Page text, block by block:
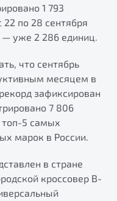
покупке
с программой
1 793
по 28 сентября
— уже 2 286 единиц.
что сентябрь
месяцем в
зафиксирован
7 806
топ-5 самых
марок в России.
в стране
кроссовер B-